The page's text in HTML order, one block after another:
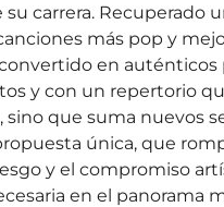
carrera. Recuperado
más pop y
en
y con un repertorio
sino que suma nuevos
única, que
y el compromiso
en el panorama